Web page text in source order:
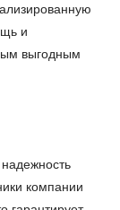
и
выгодным
компании